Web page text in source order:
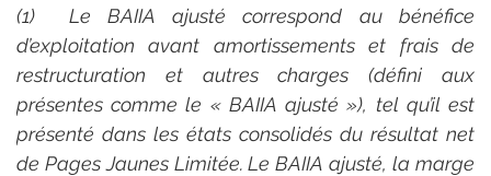
(1)  Le BAIIA ajusté correspond au bénéfice
d’exploitation avant amortissements et frais de
restructuration et autres charges (défini aux
présentes comme le « BAIIA ajusté »), tel qu’il est
présenté dans les états consolidés du résultat net
de Pages Jaunes Limitée. Le BAIIA ajusté, la marge